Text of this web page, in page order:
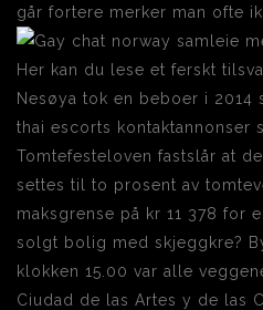
går fortere merker man ofte
Her kan du lese et ferskt
Nesøya tok en beboer i 2014
thai escorts kontaktannonser
Tomtefesteloven fastslår at
settes til to prosent av
maksgrense på kr 11 378 for
solgt bolig med skjeggkre?
klokken 15.00 var alle
Ciudad de las Artes y de las